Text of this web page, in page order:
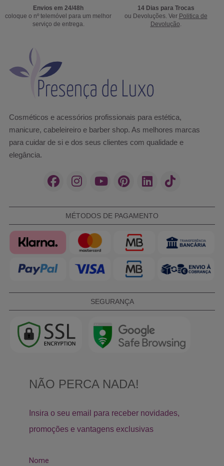
Envios em 24/48h
coloque o nº telemóvel para um melhor
serviço de entrega.
14 Dias para Trocas
ou Devoluções. Ver Politica de
Devolução.
Cosméticos e acessórios profissionais para estética,
manicure, cabeleireiro e barber shop. As melhores marcas
para cuidar de si e dos seus clientes com qualidade e
elegância.
MÉTODOS DE PAGAMENTO
SEGURANÇA